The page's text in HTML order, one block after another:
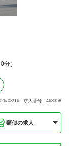
）
03/16 求人番号：468358
類似の求人